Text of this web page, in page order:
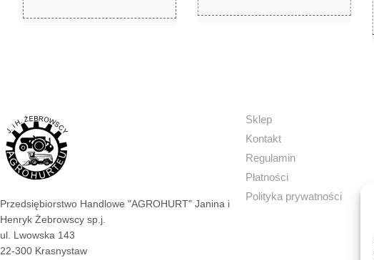
Przedsiębiorstwo Handlowe "AGROHURT" Janina i
Henryk Żebrowscy sp.j.
ul. Lwowska 143
22-300 Krasnystaw
Sklep
Kontakt
Regulamin
Płatności
Polityka prywatności